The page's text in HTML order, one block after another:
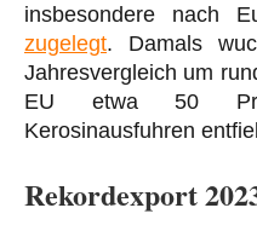
insbesondere nach
zugelegt. Damals
Jahresvergleich um
EU etwa 50
Kerosinausfuhren
Rekordexport